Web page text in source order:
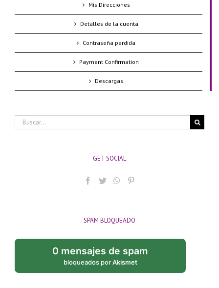
Mis Direcciones
Detalles de la cuenta
Contraseña perdida
Payment Confirmation
Descargas
Buscar:
GET SOCIAL
SPAM BLOQUEADO
0 mensajes de spam
bloqueados porAkismet